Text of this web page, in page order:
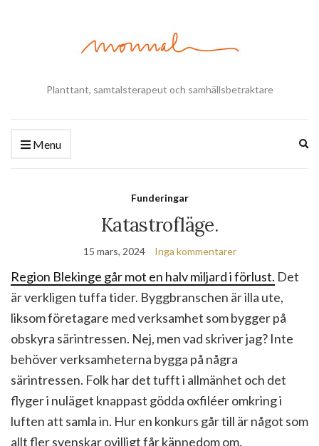
Planttant, samtalsterapeut och samhällsbetraktare
Menu
Funderingar
Katastrofläge.
15 mars, 2024 Inga kommentarer
Region Blekinge går mot en halv miljard i förlust. Det
är verkligen tuffa tider. Byggbranschen är illa ute,
liksom företagare med verksamhet som bygger på
obskyra särintressen. Nej, men vad skriver jag? Inte
behöver verksamheterna bygga på några
särintressen. Folk har det tufft i allmänhet och det
flyger i nuläget knappast gödda oxfiléer omkring i
luften att samla in. Hur en konkurs går till är något som
allt fler svenskar ovilligt får kännedom om.